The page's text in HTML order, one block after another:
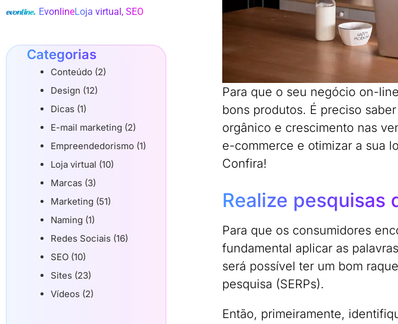
EvonlineLoja virtual, SEO
Categorias
Conteúdo (2)
Design (12)
Dicas (1)
E-mail marketing (2)
Empreendedorismo (1)
Loja virtual (10)
Marcas (3)
Marketing (51)
Naming (1)
Redes Sociais (16)
SEO (10)
Sites (23)
Vídeos (2)
Para que o seu negócio on-
bons produtos. É preciso
orgânico e crescimento nas
e-commerce e otimizar a sua
Confira!
Realize pesquisas
Para que os consumidores
fundamental aplicar as
será possível ter um bom
pesquisa (SERPs).
Então, primeiramente,